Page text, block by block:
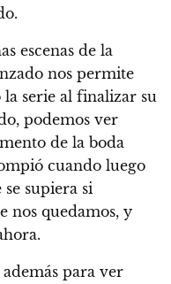
escenas de la
nos permite
serie al finalizar su
podemos ver
de la boda
cuando luego
supiera si
nos quedamos, y
para ver